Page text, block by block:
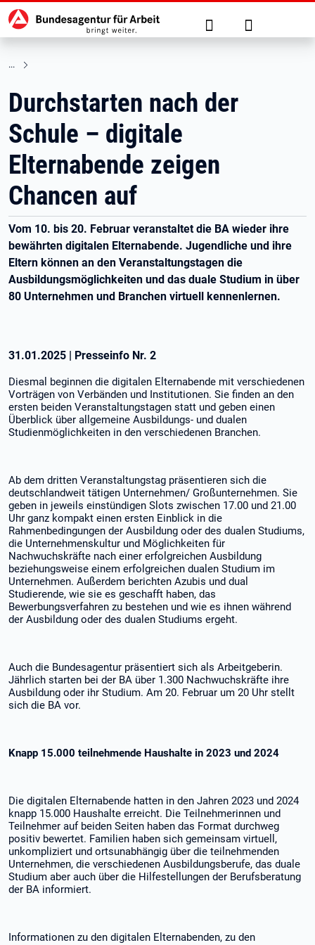
zu den Hauptinhalten springen
Hauptnavigation Suche Anmelden
Durchstarten nach der
Schule – digitale
Elternabende zeigen
Chancen auf
Vom 10. bis 20. Februar veranstaltet die BA wieder ihre
bewährten digitalen Elternabende. Jugendliche und ihre
Eltern können an den Veranstaltungstagen die
Ausbildungsmöglichkeiten und das duale Studium in über
80 Unternehmen und Branchen virtuell kennenlernen.
31.01.2025 | Presseinfo Nr. 2
Diesmal beginnen die digitalen Elternabende mit verschiedenen
Vorträgen von Verbänden und Institutionen. Sie finden an den
ersten beiden Veranstaltungstagen statt und geben einen
Überblick über allgemeine Ausbildungs- und dualen
Studienmöglichkeiten in den verschiedenen Branchen.
Ab dem dritten Veranstaltungstag präsentieren sich die
deutschlandweit tätigen Unternehmen/ Großunternehmen. Sie
geben in jeweils einstündigen Slots zwischen 17.00 und 21.00
Uhr ganz kompakt einen ersten Einblick in die
Rahmenbedingungen der Ausbildung oder des dualen Studiums,
die Unternehmenskultur und Möglichkeiten für
Nachwuchskräfte nach einer erfolgreichen Ausbildung
beziehungsweise einem erfolgreichen dualen Studium im
Unternehmen. Außerdem berichten Azubis und dual
Studierende, wie sie es geschafft haben, das
Bewerbungsverfahren zu bestehen und wie es ihnen während
der Ausbildung oder des dualen Studiums ergeht.
Auch die Bundesagentur präsentiert sich als Arbeitgeberin.
Jährlich starten bei der BA über 1.300 Nachwuchskräfte ihre
Ausbildung oder ihr Studium. Am 20. Februar um 20 Uhr stellt
sich die BA vor.
Knapp 15.000 teilnehmende Haushalte in 2023 und 2024
Die digitalen Elternabende hatten in den Jahren 2023 und 2024
knapp 15.000 Haushalte erreicht. Die Teilnehmerinnen und
Teilnehmer auf beiden Seiten haben das Format durchweg
positiv bewertet. Familien haben sich gemeinsam virtuell,
unkompliziert und ortsunabhängig über die teilnehmenden
Unternehmen, die verschiedenen Ausbildungsberufe, das duale
Studium aber auch über die Hilfestellungen der Berufsberatung
der BA informiert.
Informationen zu den digitalen Elternabenden, zu den